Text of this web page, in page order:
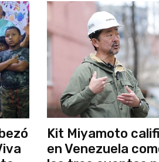
Kit Miyamoto
en Venezuela